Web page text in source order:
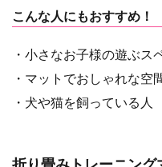
こんな人にもおすすめ！
・小さなお子様の遊ぶス
・マットでおしゃれな空
・犬や猫を飼っている人